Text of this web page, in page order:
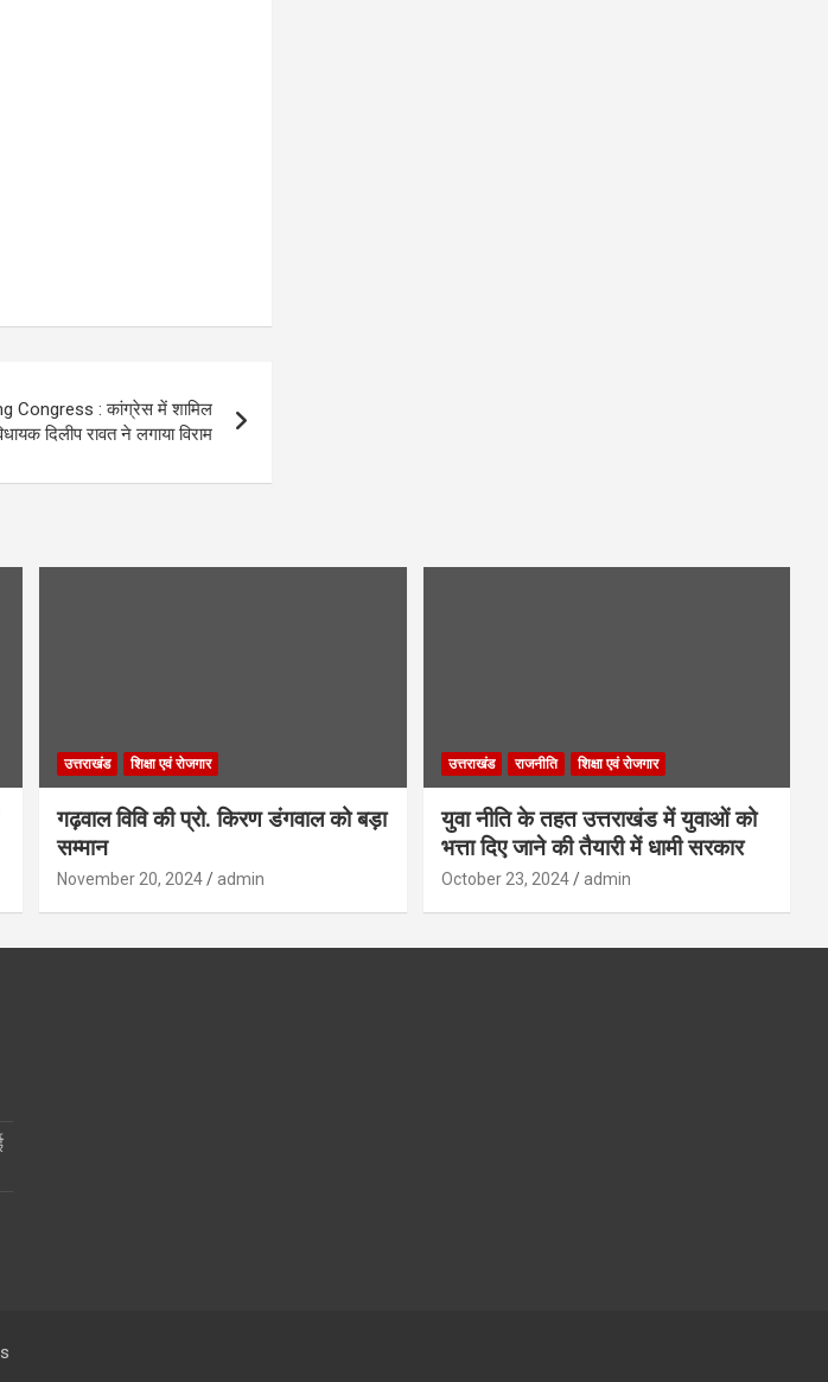
Congress : कांग्रेस में शामिल
दिलीप रावत ने लगाया विराम
उत्तराखंड शिक्षा एवं रोजगार
गढ़वाल विवि की प्रो. किरण डंगवाल को बड़ा
सम्मान
November 20, 2024 admin
उत्तराखंड राजनीति शिक्षा एवं रोजगार
युवा नीति के तहत उत्तराखंड में युवाओं को
भत्ता दिए जाने की तैयारी में धामी सरकार
October 23, 2024 admin